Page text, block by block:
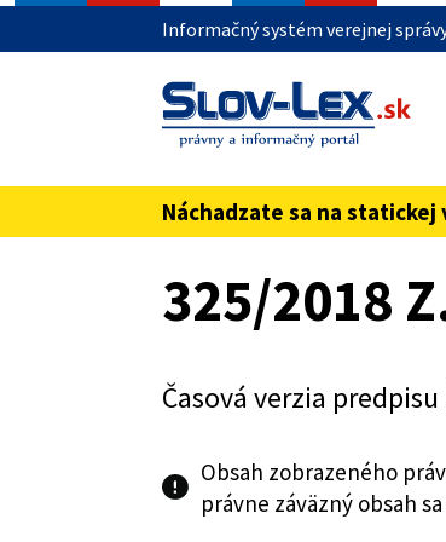
Informačný systém verejnej
Táto stránka je zabezpečená
Buďte pozorní a vždy sa uistite,
pred názvom domény webového
Náchadzate sa na
Preskoč na obsah325/2018
Časová verzia
Obsah zobrazeného
právne záväzný obsah